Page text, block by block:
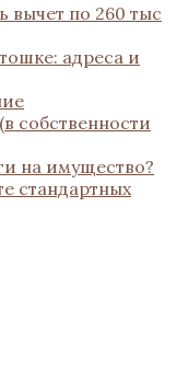
вычет по 260 тыс
адреса и
собственности
на имущество?
стандартных